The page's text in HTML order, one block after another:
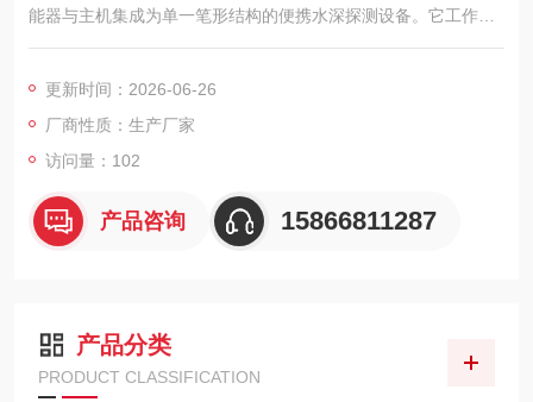
能器与主机集成为单一笔形结构的便携水深探测设备。它工作于2
00kHz频率，配以24度宽波束角，能够在0.6至79米量程内提供分
冰层及附着覆盖物进行测量，适用于航海导航、渔场探查、潜水
支援及水文调查等多种野外水域作业场景。
更新时间：2026-06-26
厂商性质：生产厂家
访问量：102
产品咨询 15866811287
产品分类
PRODUCT CLASSIFICATION